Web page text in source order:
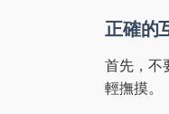
正確的
首先，不
輕撫摸。